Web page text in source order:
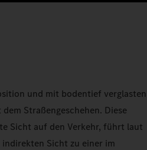
und mit bodentief verglasten
Straßengeschehen. Diese
Sicht auf den Verkehr, führt laut
Sicht zu einer im